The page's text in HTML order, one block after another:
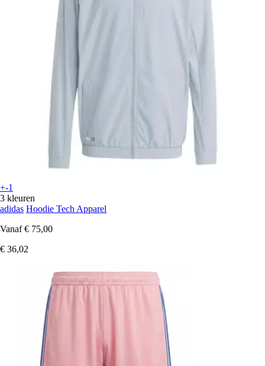
+-1
3 kleuren
adidas Hoodie Tech Apparel
Vanaf € 75,00
€ 36,02